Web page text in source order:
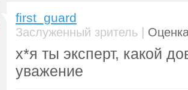
first_guard
Заслуженный зритель |
х*я ты эксперт, какой
уважение